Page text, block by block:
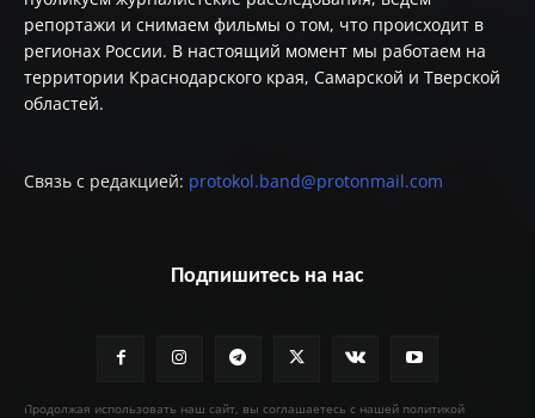
репортажи и снимаем фильмы о том, что происходит в
регионах России. В настоящий момент мы работаем на
территории Краснодарского края, Самарской и Тверской
областей.
Связь с редакцией: protokol.band@protonmail.com
Подпишитесь на нас
Продолжая использовать наш сайт, вы соглашаетесь с нашей политикой